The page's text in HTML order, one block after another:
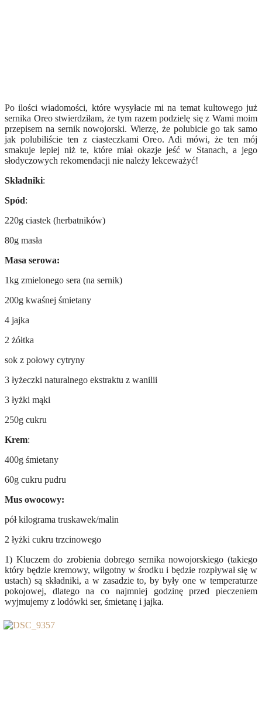
Po ilości wiadomości, które wysyłacie mi na temat kultowego już
sernika Oreo stwierdziłam, że tym razem podzielę się z Wami moim
przepisem na sernik nowojorski. Wierzę, że polubicie go tak samo
jak polubiliście ten z ciasteczkami Oreo. Adi mówi, że ten mój
smakuje lepiej niż te, które miał okazje jeść w Stanach, a jego
słodyczowych rekomendacji nie należy lekceważyć!
Składniki:
Spód:
220g ciastek (herbatników)
80g masła
Masa serowa:
1kg zmielonego sera (na sernik)
200g kwaśnej śmietany
4 jajka
2 żółtka
sok z połowy cytryny
3 łyżeczki naturalnego ekstraktu z wanilii
3 łyżki mąki
250g cukru
Krem:
400g śmietany
60g cukru pudru
Mus owocowy:
pół kilograma truskawek/malin
2 łyżki cukru trzcinowego
1) Kluczem do zrobienia dobrego sernika nowojorskiego (takiego
który będzie kremowy, wilgotny w środku i będzie rozpływał się w
ustach) są składniki, a w zasadzie to, by były one w temperaturze
pokojowej, dlatego na co najmniej godzinę przed pieczeniem
wyjmujemy z lodówki ser, śmietanę i jajka.